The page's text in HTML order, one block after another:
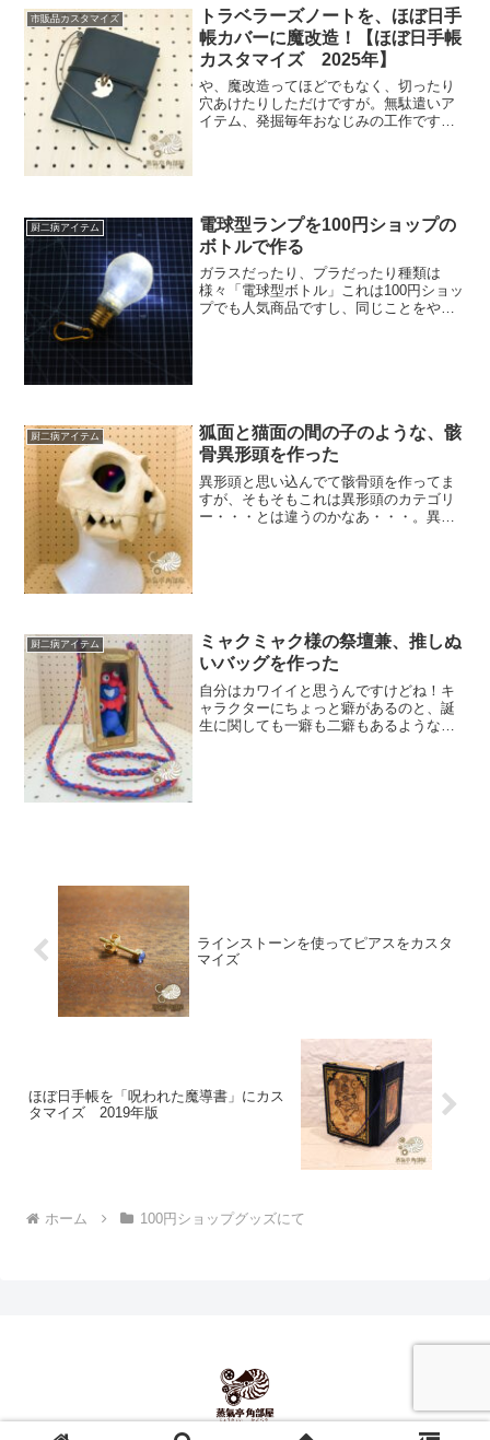
市販品カスタマイズ
トラベラーズノートを、ほぼ日手
帳カバーに魔改造！【ほぼ日手帳
カスタマイズ 2025年】
や、魔改造ってほどでもなく、切ったり
穴あけたりしただけですが。無駄遣いア
イテム、発掘毎年おなじみの工作ですが
厨二病アイテム
電球型ランプを100円ショップの
ボトルで作る
ガラスだったり、プラだったり種類は
様々「電球型ボトル」これは100円ショッ
プでも人気商品ですし、同じことをやっ
厨二病アイテム
狐面と猫面の間の子のような、骸
骨異形頭を作った
異形頭と思い込んでて骸骨頭を作ってま
すが、そもそもこれは異形頭のカテゴリ
ー・・・とは違うのかなあ・・・。異形
厨二病アイテム
ミャクミャク様の祭壇兼、推しぬ
いバッグを作った
自分はカワイイと思うんですけどね！キ
ャラクターにちょっと癖があるのと、誕
生に関しても一癖も二癖もあるようなの
ラインストーンを使ってピアスをカスタ
マイズ
ほぼ日手帳を「呪われた魔導書」にカス
タマイズ 2019年版
ホーム 100円ショップグッズにて